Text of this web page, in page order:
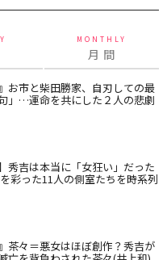
MONTHLY
月 間
お市と柴田勝家、自刃しての最
」…運命を共にした２人の悲劇
秀吉は本当に「女狂い」だった
彩った11人の側室たちを時系列
茶々＝悪女はほぼ創作？秀吉が